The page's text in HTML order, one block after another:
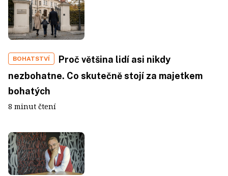
BOHATSTVÍ
Proč většina lidí asi nikdy
nezbohatne. Co skutečně stojí za majetkem
bohatých
8 minut čtení